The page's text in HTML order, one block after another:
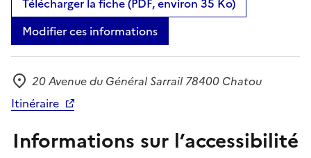
Modifier ces informations
Adresse
20 Avenue du Général Sarrail 78400 Chatou
Itinéraire
Informations sur l’accessibilité